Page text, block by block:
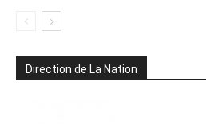
Direction de La Nation